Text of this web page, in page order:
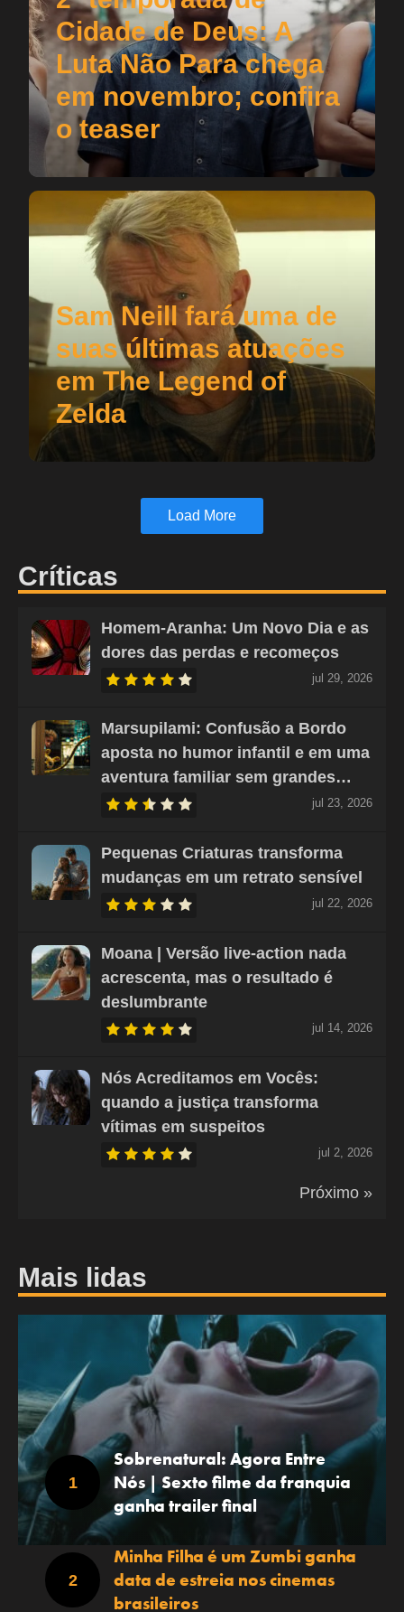
Cidade de Deus: A
Luta Não Para chega
em novembro; confira
o teaser
Sam Neill fará uma de
suas últimas atuações
em The Legend of
Zelda
Load More
Críticas
Homem-Aranha: Um Novo Dia e as
dores das perdas e recomeços
jul 29, 2026
Marsupilami: Confusão a Bordo
aposta no humor infantil e em uma
aventura familiar sem grandes…
jul 23, 2026
Pequenas Criaturas transforma
mudanças em um retrato sensível
jul 22, 2026
Moana | Versão live-action nada
acrescenta, mas o resultado é
deslumbrante
jul 14, 2026
Nós Acreditamos em Vocês:
quando a justiça transforma
vítimas em suspeitos
jul 2, 2026
Próximo »
Mais lidas
Sobrenatural: Agora Entre
Nós | Sexto filme da franquia
ganha trailer final
Minha Filha é um Zumbi ganha
data de estreia nos cinemas
brasileiros